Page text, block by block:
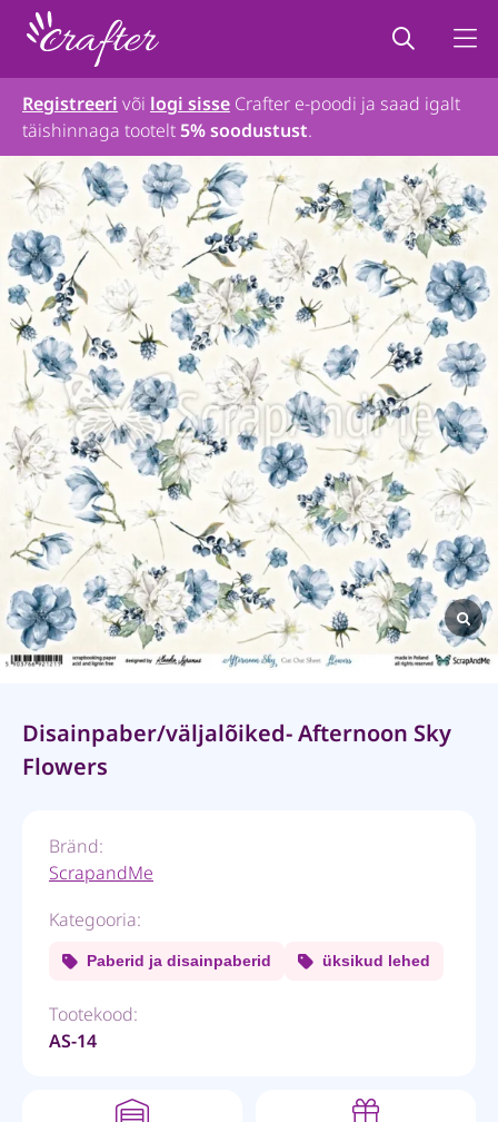
Registreeri või logi sisse Crafter e-poodi ja saad igalt
täishinnaga tootelt5% soodustust.
Disainpaber/väljalõiked- Afternoon Sky
Flowers
Bränd:
ScrapandMe
Kategooria:
Paberid ja disainpaberid üksikud lehed
Tootekood:
AS-14